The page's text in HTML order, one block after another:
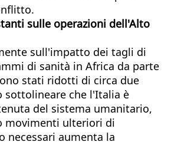
sulle operazioni dell'Alto
sull'impatto dei tagli di
di sanità in Africa da parte
stati ridotti di circa due
sottolineare che l'Italia è
del sistema umanitario,
movimenti ulteriori di
necessari aumenta la